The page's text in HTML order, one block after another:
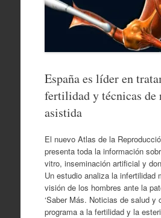
España es líder en
fertilidad y técnicas de
asistida
El nuevo Atlas de la
presenta toda la información
vitro, inseminación artificial y
Un estudio analiza la infertilidad
visión de los hombres ante la
‘Saber Más. Noticias de salud y
programa a la fertilidad y la